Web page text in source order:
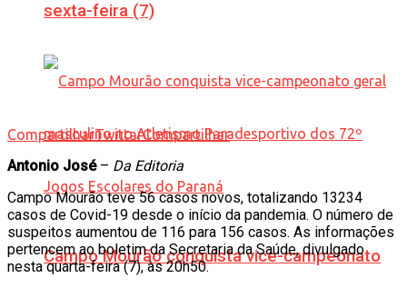
sexta-feira (7)
Campo Mourão conquista vice-campeonato
CompartilharTwittarCompartilhar
Antonio José– Da Editoria
Campo Mourão teve 56 casos novos, totalizando 13234
casos de Covid-19 desde o início da pandemia. O número de
suspeitos aumentou de 116 para 156 casos. As informações
pertencem ao boletim da Secretaria da Saúde, divulgado
nesta quarta-feira (7), às 20h50.